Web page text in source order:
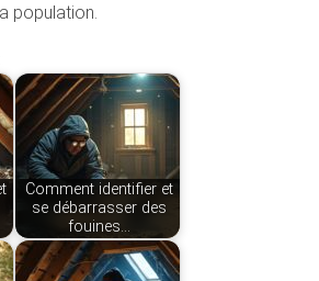
population.
Comment identifier et
se débarrasser des
fouines…